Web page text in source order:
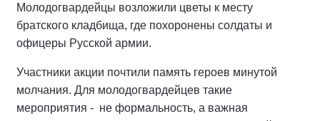
Молодогвардейцы возложили цветы к месту
братского кладбища, где похоронены солдаты и
офицеры Русской армии.
Участники акции почтили память героев минутой
молчания. Для молодогвардейцев такие
мероприятия - не формальность, а важная